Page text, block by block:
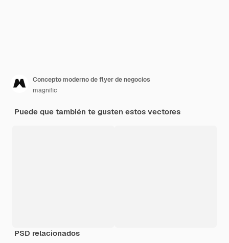
Concepto moderno de flyer de negocios
magnific
Puede que también te gusten estos vectores
PSD relacionados